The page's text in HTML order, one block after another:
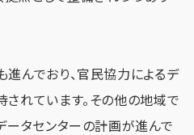
進んでおり、官民協力によるデ
されています。その他の地域で
タセンターの計画が進んで